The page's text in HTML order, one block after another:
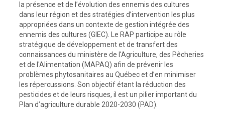
la présence et de l’évolution des ennemis des cultures
dans leur région et des stratégies d’intervention les plus
appropriées dans un contexte de gestion intégrée des
ennemis des cultures (GIEC). Le RAP participe au rôle
stratégique de développement et de transfert des
connaissances du ministère de l'Agriculture, des Pêcheries
et de l'Alimentation (MAPAQ) afin de prévenir les
problèmes phytosanitaires au Québec et d’en minimiser
les répercussions. Son objectif étant la réduction des
pesticides et de leurs risques, il est un pilier important du
Plan d’agriculture durable 2020-2030 (PAD).